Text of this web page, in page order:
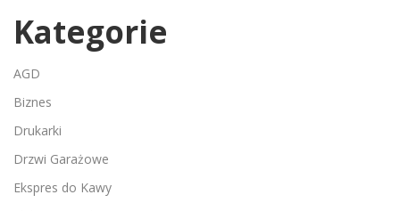
Kategorie
AGD
Biznes
Drukarki
Drzwi Garażowe
Ekspres do Kawy